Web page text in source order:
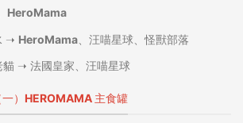
HeroMama
➝ HeroMama、汪喵星球、怪獸部落
貓 ➝法國皇家、汪喵星球
一）HEROMAMA 主食罐